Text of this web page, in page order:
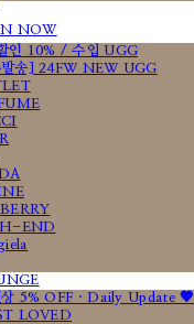
NOW
인 10% / 수입 UGG
발송] 24FW NEW UGG
END
5% OFF · Daily Update 🤎
LOVED